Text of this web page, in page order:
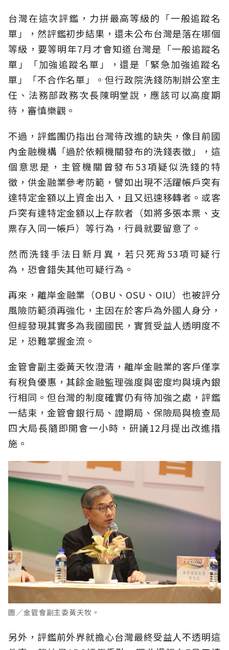
台灣在這次評鑑，力拼最高等級的「一般追蹤名
單」，然評鑑初步結果，還未公布台灣是落在哪個
等級，要等明年7月才會知道台灣是「一般追蹤名
單」「加強追蹤名單」，還是「緊急加強追蹤名
單」「不合作名單」。但行政院洗錢防制辦公室主
任、法務部政務次長陳明堂說，應該可以高度期
待，審慎樂觀。
不過，評鑑團仍指出台灣待改進的缺失，像目前國
內金融機構「過於依賴機關發布的洗錢表徵」，這
個意思是，主管機關曾發布53項疑似洗錢的特
徵，供金融業參考防範，譬如出現不活躍帳戶突有
達特定金額以上資金出入，且又迅速移轉者。或客
戶突有達特定金額以上存款者（如將多張本票、支
票存入同一帳戶）等行為，行員就要留意了。
然而洗錢手法日新月異，若只死背53項可疑行
為，恐會錯失其他可疑行為。
再來，離岸金融業（OBU、OSU、OIU）也被評分
風險防範須再強化，主因在於客戶為外國人身分，
但經發現其實多為我國國民，實質受益人透明度不
足，恐難掌握金流。
金管會副主委黃天牧澄清，離岸金融業的客戶僅享
有稅負優惠，其餘金融監理強度與密度均與境內銀
行相同。但台灣的制度確實仍有待加強之處，評鑑
一結束，金管會銀行局、證期局、保險局與檢查局
四大局長隨即開會一小時，研議12月提出改進措
施。
圖／金管會副主委黃天牧。
另外，評鑑前外界就擔心台灣最終受益人不透明這